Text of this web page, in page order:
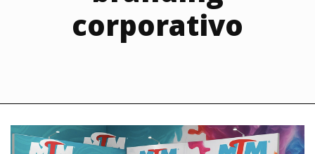
corporativo